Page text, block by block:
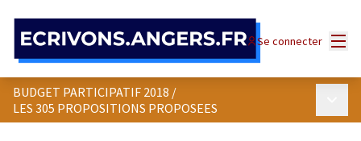
Se connecter
BUDGET PARTICIPATIF 2018 /
LES 305 PROPOSITIONS PROPOSEES